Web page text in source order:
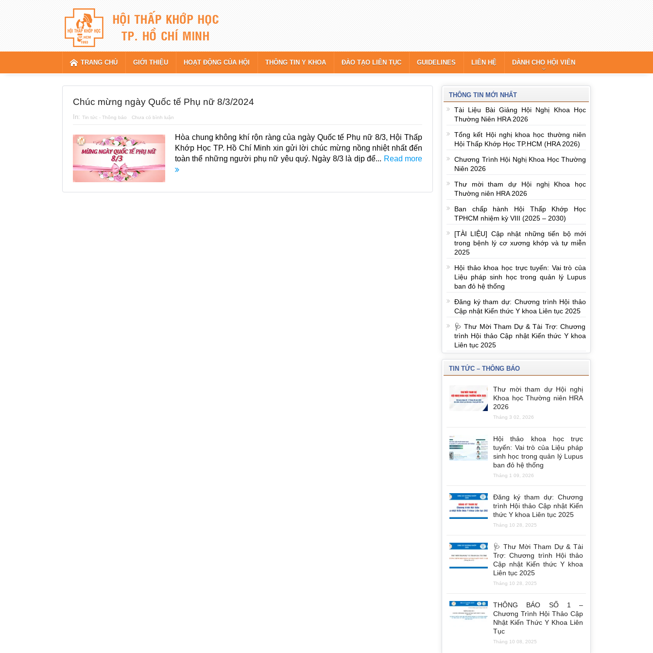
TRANG CHỦ GIỚI THIỆU HOẠT ĐỘNG CỦA HỘI THÔNG TIN Y KHOA ĐÀO TẠO LIÊN TỤC GUIDELINES LIÊN HỆ DÀNH CHO HỘI VIÊN
Chúc mừng ngày Quốc tế Phụ nữ 8/3/2024
In: Tin tức - Thông báo Chưa có bình luận
Hòa chung không khí rộn ràng của ngày Quốc tế Phụ nữ 8/3, Hội Thấp
Khớp Học TP. Hồ Chí Minh xin gửi lời chúc mừng nồng nhiệt nhất đến
toàn thể những người phụ nữ yêu quý. Ngày 8/3 là dịp để... Read more
THÔNG TIN MỚI NHẤT
Tài Liệu Bài Giảng Hội Nghị Khoa Học
Thường Niên HRA 2026
Tổng kết Hội nghị khoa học thường niên
Hội Thấp Khớp Học TP.HCM (HRA 2026)
Chương Trình Hội Nghị Khoa Học Thường
Niên 2026
Thư mời tham dự Hội nghị Khoa học
Thường niên HRA 2026
Ban chấp hành Hội Thấp Khớp Học
TPHCM nhiệm kỳ VIII (2025 – 2030)
[TÀI LIỆU] Cập nhật những tiến bộ mới
trong bệnh lý cơ xương khớp và tự miễn
2025
Hội thảo khoa học trực tuyến: Vai trò của
Liệu pháp sinh học trong quản lý Lupus
ban đỏ hệ thống
Đăng ký tham dự: Chương trình Hội thảo
Cập nhật Kiến thức Y khoa Liên tục 2025
🩺 Thư Mời Tham Dự & Tài Trợ: Chương
trình Hội thảo Cập nhật Kiến thức Y khoa
Liên tục 2025
TIN TỨC – THÔNG BÁO
Thư mời tham dự Hội nghị
Khoa học Thường niên HRA
2026
Tháng 3 02, 2026
Hội thảo khoa học trực
tuyến: Vai trò của Liệu pháp
sinh học trong quản lý Lupus
ban đỏ hệ thống
Tháng 1 09, 2026
Đăng ký tham dự: Chương
trình Hội thảo Cập nhật Kiến
thức Y khoa Liên tục 2025
Tháng 10 28, 2025
🩺 Thư Mời Tham Dự & Tài
Trợ: Chương trình Hội thảo
Cập nhật Kiến thức Y khoa
Liên tục 2025
Tháng 10 28, 2025
THÔNG BÁO SỐ 1 –
Chương Trình Hội Thảo Cập
Nhật Kiến Thức Y Khoa Liên
Tục
Tháng 10 08, 2025